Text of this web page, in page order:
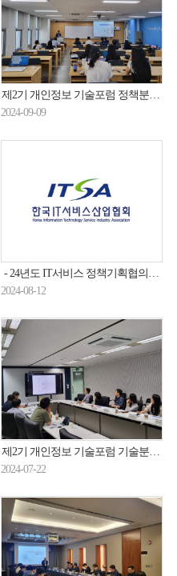
제2기 개인정보 기술포럼 정책분과 미니세미나 개최(24.9.3.)
2024-09-09
- 24년도 IT서비스 정책기획협의회 제3차 정기회의 개최(24.8.27.)
2024-08-12
제2기 개인정보 기술포럼 기술분과 보고서 작성 소분과위원회 개최(24.7.18.)
2024-07-22